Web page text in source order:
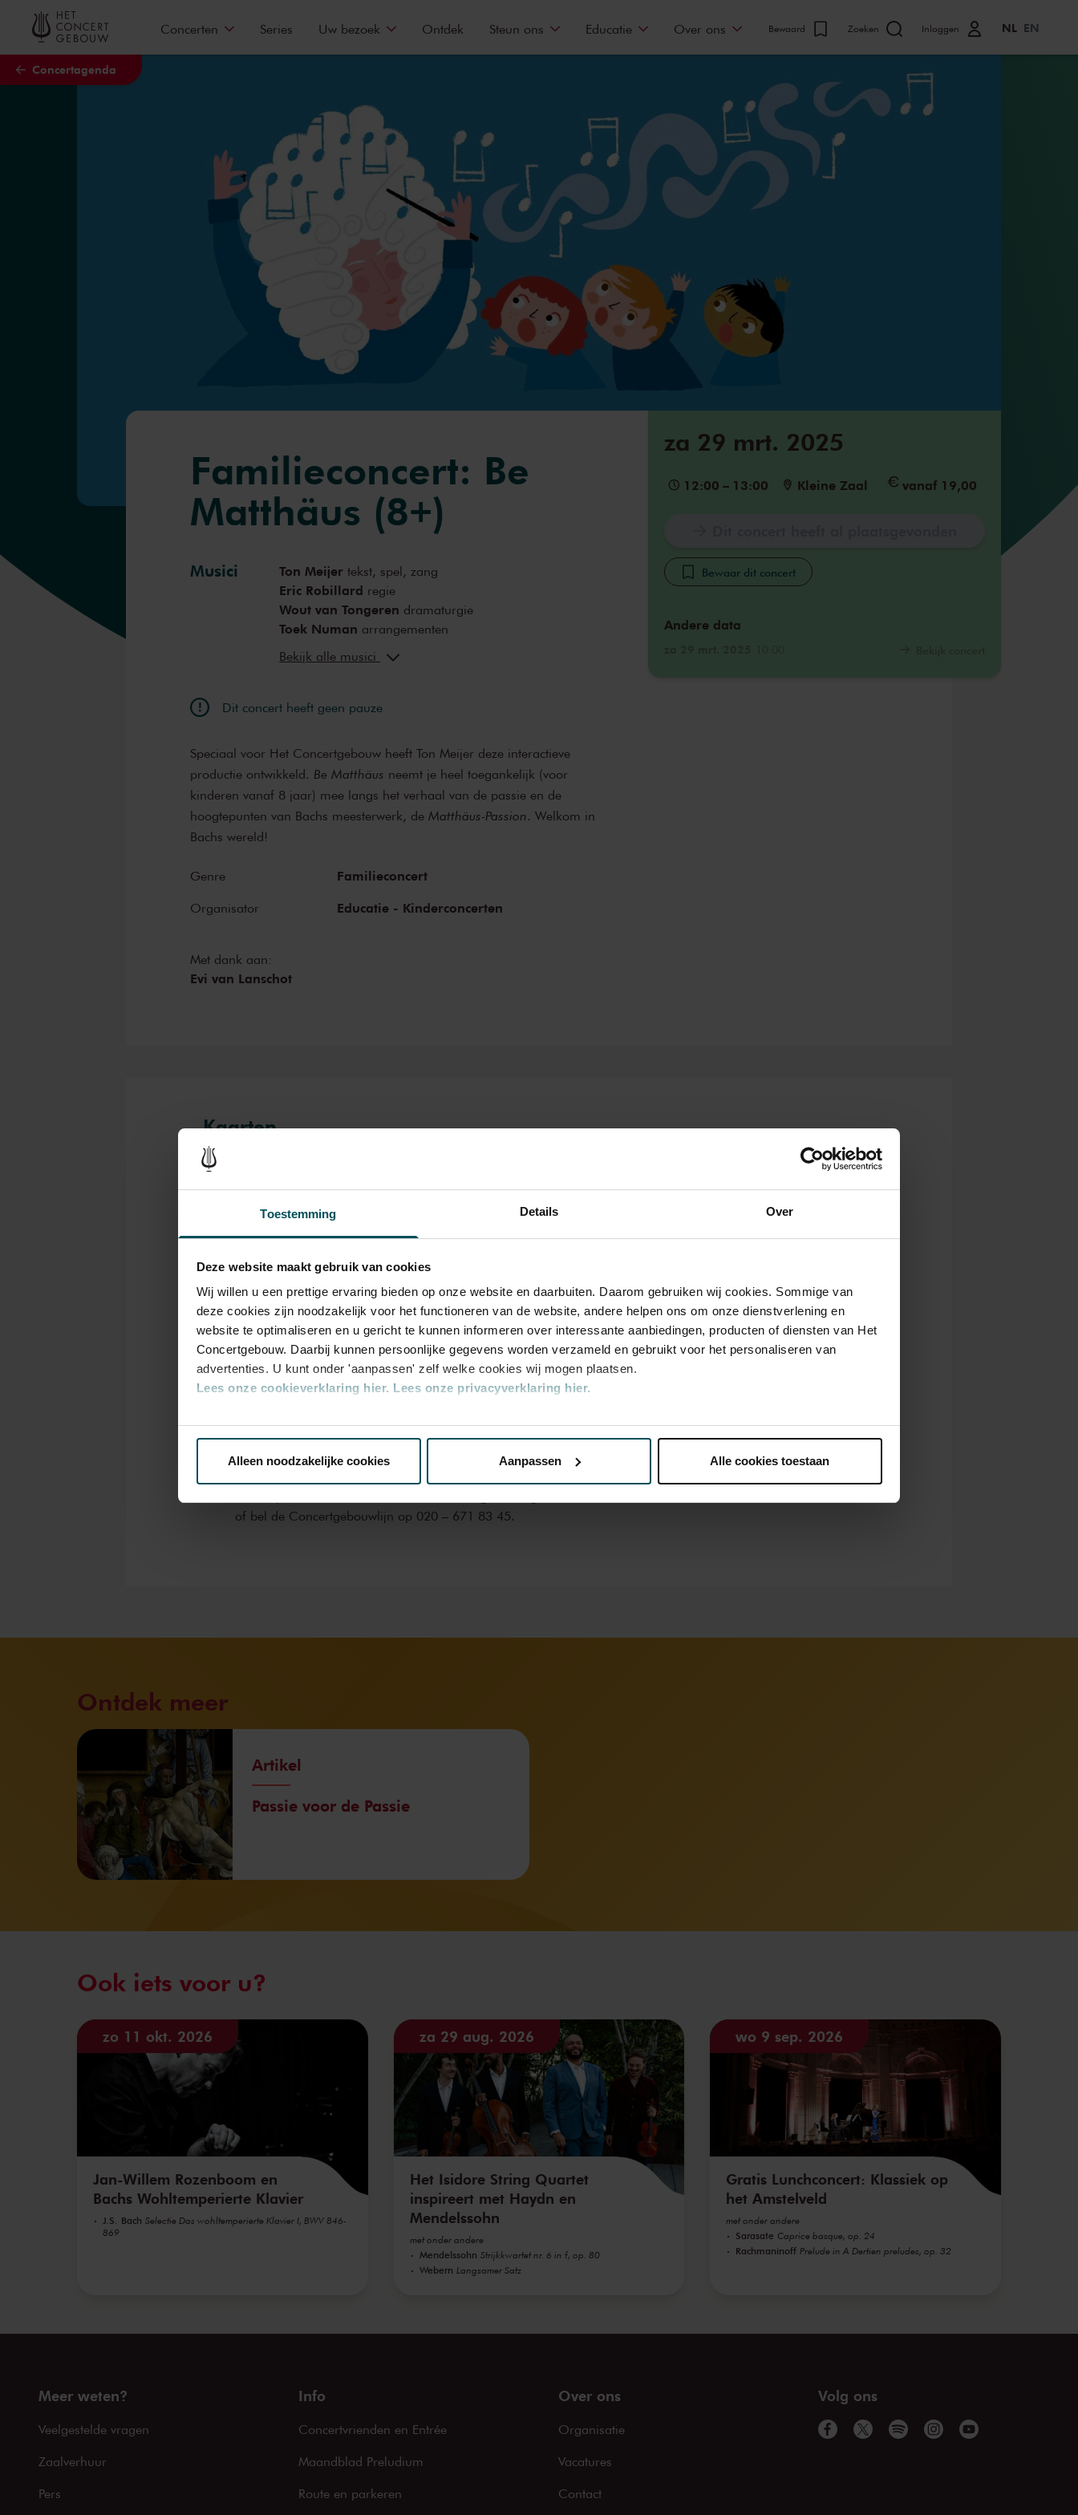
Toestemming Details Over
Deze website maakt gebruik van cookies
Wij willen u een prettige ervaring bieden op onze website en daarbuiten. Daarom gebruiken wij cookies. Sommige van
deze cookies zijn noodzakelijk voor het functioneren van de website, andere helpen ons om onze dienstverlening en
website te optimaliseren en u gericht te kunnen informeren over interessante aanbiedingen, producten of diensten van Het
Concertgebouw. Daarbij kunnen persoonlijke gegevens worden verzameld en gebruikt voor het personaliseren van
advertenties. U kunt onder 'aanpassen' zelf welke cookies wij mogen plaatsen.
Lees onze cookieverklaring hier. Lees onze privacyverklaring hier.
Via decookieverklaringop onze website kunt u uw toestemming op elk moment wijzigen of intrekken.
We werken samen met32 derdendie uw gegevens kunnen ontvangen en verwerken.
Alleen noodzakelijke cookies Aanpassen Alle cookies toestaan
Naar hoofdcontent
Concertagenda
Concerten Series Uw bezoek Ontdek Steun ons Educatie Over ons Bewaard Zoeken Inloggen NL EN
za 29 mrt. 2025
12:00 – 13:00 Kleine Zaal vanaf 19,00
Bewaar dit concert
Andere data
Familieconcert: Be
Matthäus (8+)
Musici Ton Meijer tekst, spel, zang
Eric Robillard regie
Wout van Tongeren dramaturgie
Toek Numan arrangementen
Arturo den Hartog
Thomas Sargeaunt
Ursula Dutschlerklavecimbel
Bekijk alle musici
Dit concert heeft geen pauze
Speciaal voor Het Concertgebouw heeft Ton Meijer deze interactieve
productie ontwikkeld. Be Matthäus neemt je heel toegankelijk (voor
kinderen vanaf 8 jaar) mee langs het verhaal van de passie en de
hoogtepunten van Bachs meesterwerk, deMatthäus-Passion . Welkom in
Bachs wereld!
Genre Familieconcert
Organisator Educatie - Kinderconcerten
Met dank aan:
Evi van Lanschot
Kaarten
Rang
1
Standaard € 19,00
Kinderen t/m 12
jaar € 18,00
Eventuele sprintkaarten zijn 4 uur van tevoren via de online
bestelflow beschikbaar.Meer informatie over sprintkaarten
of bel de Concertgebouwlijn op 020 – 671 83 45.
Ontdek meer
Artikel
Passie voor de Passie
Ook iets voor u?
zo 11 okt. 2026
Jan-Willem Rozenboom en
Bachs Wohltemperierte Klavier
J.S. Bach Selectie Das wohltemperierte Klavier I, BWV 846-
869
za 29 aug. 2026
Het Isidore String Quartet
inspireert met Haydn en
Mendelssohn
met onder andere
Mendelssohn Strijkkwartet nr. 6 in f, op. 80
Webern Langsamer Satz
wo 9 sep. 2026
Gratis Lunchconcert: Klassiek op
het Amstelveld
met onder andere
Sarasate Caprice basque, op. 24
Rachmaninoff Prelude in A Dertien preludes, op. 32
Meer weten?
Veelgestelde vragen
Zaalverhuur
Pers
Info
Concertvrienden en Entrée
Maandblad Preludium
Route en parkeren
Over ons
Organisatie
Vacatures
Contact
Volg ons